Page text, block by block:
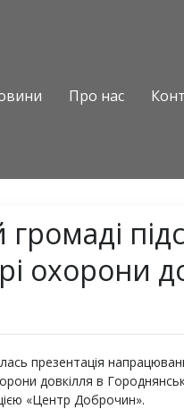
Про нас
охорони
презентація
довкілля в
«Центр Доброчин».